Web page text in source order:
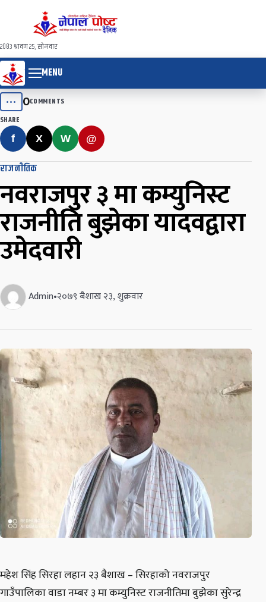
२०८३ श्रावण २५, सोमवार
MENU
••• 0COMMENTS
SHARE
f X W @
राजनीतिक
नवराजपुर ३ मा कम्युनिस्ट
राजनीति बुझेका यादवद्वारा
उमेदवारी
Admin•२०७९ बैशाख २३, शुक्रवार
महेश सिंह सिरहा लहान २३ बैशाख – सिरहाको नवराजपुर
गाउँपालिका वाडा नम्बर ३ मा कम्युनिस्ट राजनीतिमा बुझेका सुरेन्द्र